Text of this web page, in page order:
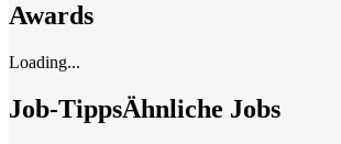
Awards
Loading...
Job-TippsÄhnliche Jobs